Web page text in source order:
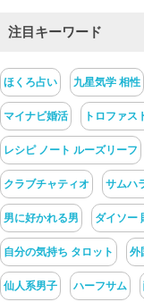
注目キーワード
ほくろ占い 九星気学 相性
マイナビ婚活 トロファス
レシピ ノート ルーズリーフ
クラブチャティオ サムハ
男に好かれる男 ダイソー
自分の気持ち タロット 外
仙人系男子 ハーフサム